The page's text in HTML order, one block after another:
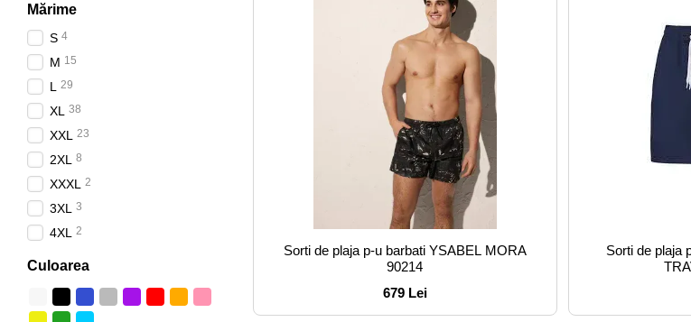
Sorti de plaja p-u barbati YSABEL MORA
90214
679 Lei
Sorti de plaja
Mărime
S 4
M 15
L 29
XL 38
XXL 23
2XL 8
XXXL 2
3XL 3
4XL 2
Culoarea